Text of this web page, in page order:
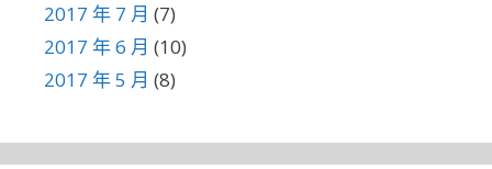
2017 年 7 月 (7)
2017 年 6 月 (10)
2017 年 5 月 (8)